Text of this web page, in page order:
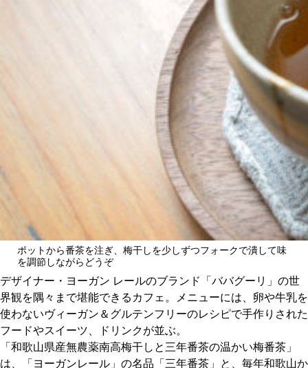
おすすめの展覧会
誠光社で選びました。
おすすめの本
紹介します。
おすすめのイベント
ポットから番茶を注ぎ、梅干しを少しずつフォークで潰して味
を調節しながらどうぞ
デザイナー・ヨーガン レールのブランド「ババグーリ」の世
界観を隅々まで堪能できるカフェ。メニューには、卵や牛乳を
使わないヴィーガン＆グルテンフリーのレシピで手作りされた
フードやスイーツ、ドリンクが並ぶ。
「和歌山県産無農薬南高梅干しと三年番茶の温かい梅番茶」
は、「ヨーガンレール」の名品「三年番茶」と、毎年和歌山か